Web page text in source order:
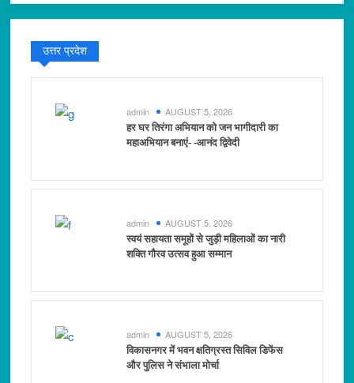
उत्तर प्रदेश
admin AUGUST 5, 2026
हर घर तिरंगा अभियान को जन भागीदारी का
महाअभियान बनाएं- -आनंद द्विवेदी
admin AUGUST 5, 2026
स्वयं सहायता समूहों से जुड़ी महिलाओं का नारी
शक्ति गौरव उत्सव हुआ सम्मान
admin AUGUST 5, 2026
विकासनगर में भवन क्षतिग्रस्त सिविल डिफेंस
और पुलिस ने संभाला मोर्चा